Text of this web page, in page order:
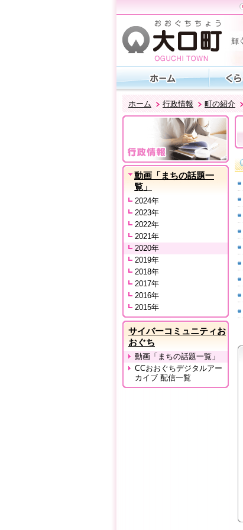
ホーム 行政情報 町の紹介
動画「まちの話題一
覧」
2024年
2023年
2022年
2021年
2020年
2019年
2018年
2017年
2016年
2015年
サイバーコミュニティお
おぐち
動画「まちの話題一覧」
CCおおぐちデジタルアー
カイブ 配信一覧